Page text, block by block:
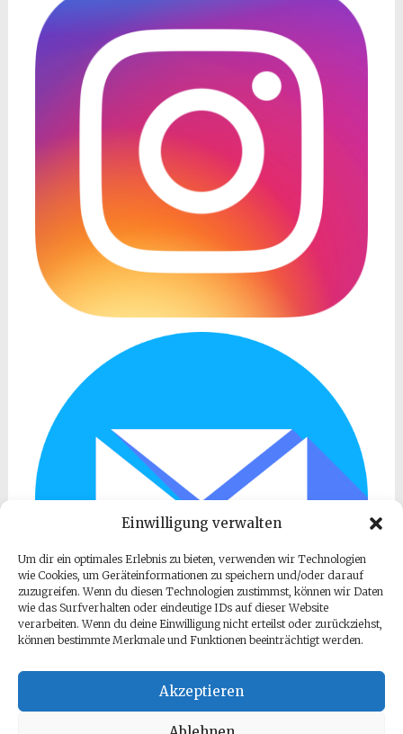
Einwilligung verwalten
Um dir ein optimales Erlebnis zu bieten, verwenden wir Technologien
wie Cookies, um Geräteinformationen zu speichern und/oder darauf
zuzugreifen. Wenn du diesen Technologien zustimmst, können wir Daten
wie das Surfverhalten oder eindeutige IDs auf dieser Website
verarbeiten. Wenn du deine Einwilligung nicht erteilst oder zurückziehst,
können bestimmte Merkmale und Funktionen beeinträchtigt werden.
Akzeptieren